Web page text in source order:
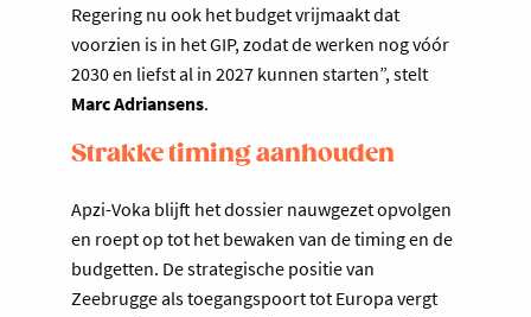
Regering nu ook het budget vrijmaakt dat
voorzien is in het GIP, zodat de werken nog vóór
2030 en liefst al in 2027 kunnen starten”, stelt
Marc Adriansens.
Strakke timing aanhouden
Apzi-Voka blijft het dossier nauwgezet opvolgen
en roept op tot het bewaken van de timing en de
budgetten. De strategische positie van
Zeebrugge als toegangspoort tot Europa vergt